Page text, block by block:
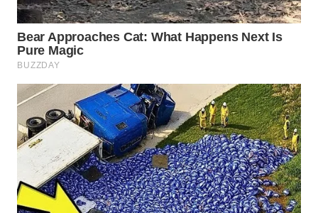
WN
SURABAYA
WN
WN
BINTAN
WN
MANDALIKA